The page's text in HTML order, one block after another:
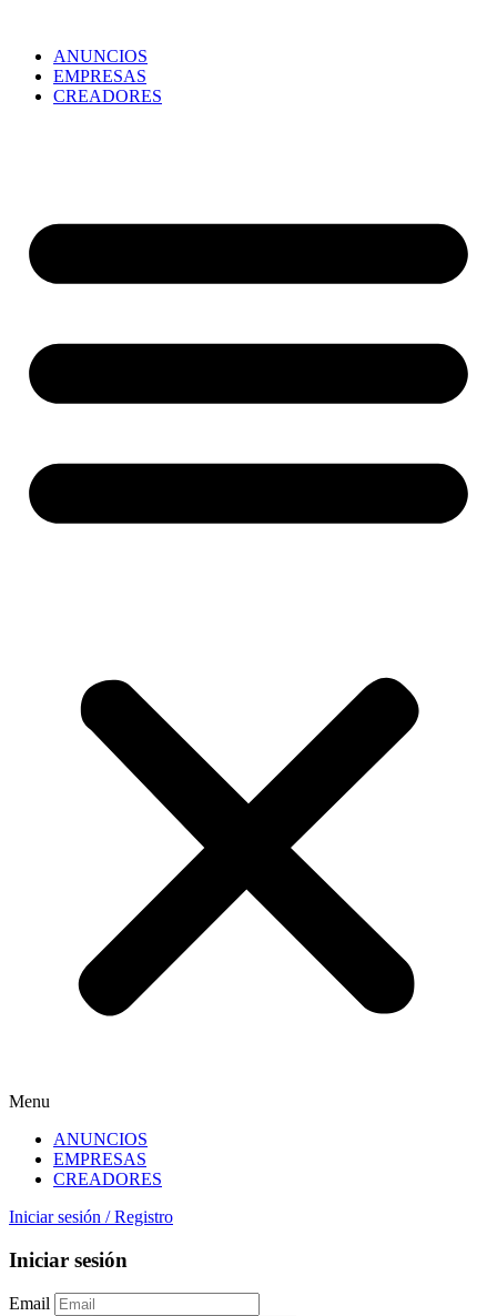
ANUNCIOS
EMPRESAS
CREADORES
Menu
ANUNCIOS
EMPRESAS
CREADORES
Iniciar sesión / Registro
Iniciar sesión
Email